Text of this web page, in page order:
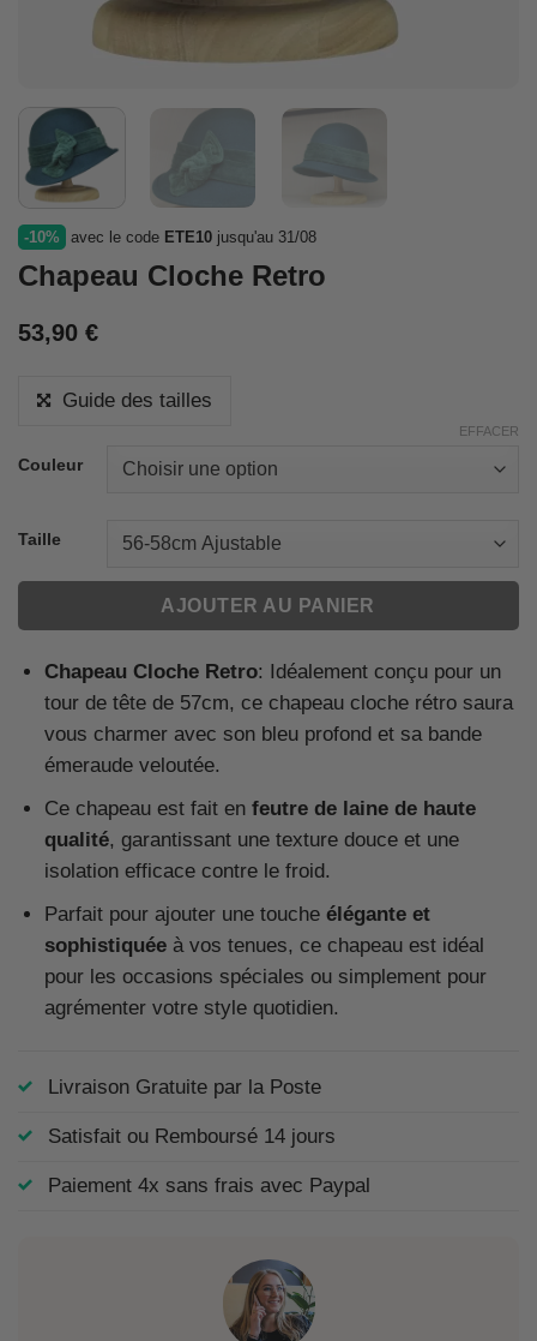
-10% avec le code ETE10 jusqu'au 31/08
Chapeau Cloche Retro
53,90 €
Guide des tailles
Couleur
Taille
EFFACER
AJOUTER AU PANIER
Chapeau Cloche Retro: Idéalement conçu pour un
tour de tête de 57cm, ce chapeau cloche rétro saura
vous charmer avec son bleu profond et sa bande
émeraude veloutée.
Ce chapeau est fait en feutre de laine de haute
qualité, garantissant une texture douce et une
isolation efficace contre le froid.
Parfait pour ajouter une touche élégante et
sophistiquéeà vos tenues, ce chapeau est idéal
pour les occasions spéciales ou simplement pour
agrémenter votre style quotidien.
Livraison Gratuite par la Poste
Satisfait ou Remboursé 14 jours
Paiement 4x sans frais avec Paypal